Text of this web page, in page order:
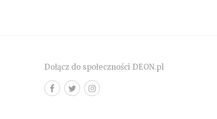
Dołącz do społeczności DEON.pl